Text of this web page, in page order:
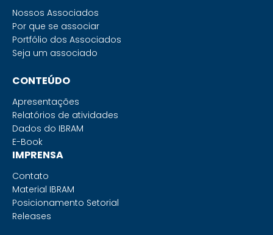
Nossos Associados
Por que se associar
Portfólio dos Associados
Seja um associado
CONTEÚDO
Apresentações
Relatórios de atividades
Dados do IBRAM
E-Book
IMPRENSA
Contato
Material IBRAM
Posicionamento Setorial
Releases